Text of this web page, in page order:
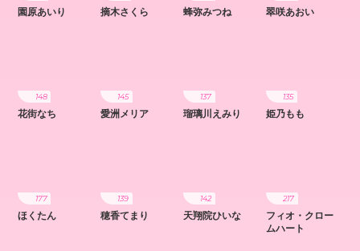
園原あいり 摘木さくら 蜂弥みつね 翠咲あおい
148
花街なち
145
愛洲メリア
137
瑠璃川えみり
135
姫乃もも
177
ほくたん
139
穂香てまり
142
天翔院ひいな
217
フィオ・クロー
ムハート